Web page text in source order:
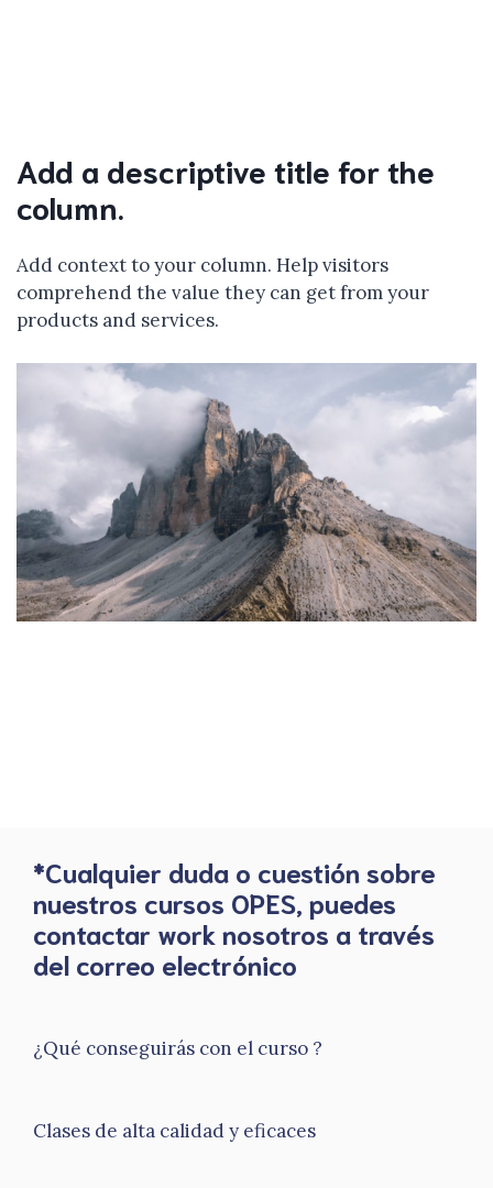
Add a descriptive title for the
column.
Add context to your column. Help visitors
comprehend the value they can get from your
products and services.
*Cualquier duda o cuestión sobre
nuestros cursos OPES, puedes
contactar work nosotros a través
del correo electrónico
¿Qué conseguirás con el curso ?
Clases de alta calidad y eficaces